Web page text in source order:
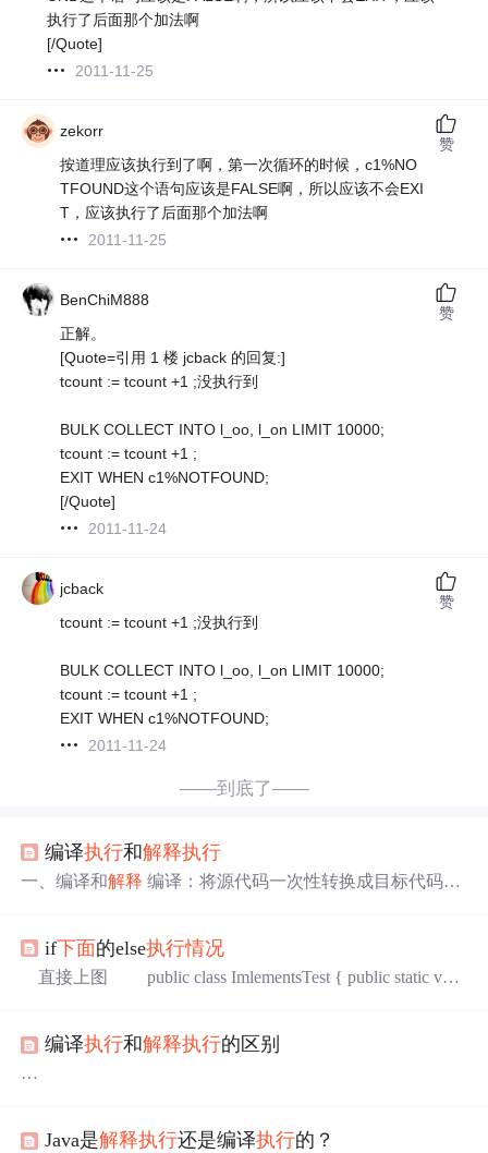
执行了后面那个加法啊
[/Quote]
2011-11-25
zekorr
按道理应该执行到了啊，第一次循环的时候，c1%NO
TFOUND这个语句应该是FALSE啊，所以应该不会EXI
T，应该执行了后面那个加法啊
2011-11-25
赞
BenChiM888
正解。
[Quote=引用 1 楼 jcback 的回复:]
tcount := tcount +1 ;没执行到
BULK COLLECT INTO l_oo, l_on LIMIT 10000;
tcount := tcount +1 ;
EXIT WHEN c1%NOTFOUND;
[/Quote]
2011-11-24
赞
jcback
tcount := tcount +1 ;没执行到
BULK COLLECT INTO l_oo, l_on LIMIT 10000;
tcount := tcount +1 ;
EXIT WHEN c1%NOTFOUND;
2011-11-24
赞
——到底了——
编译执行和解释执行
一、编译和解释 编译：将源代码一次性转换成目标代码的
的过程。 类似英语中的同声传译。
解释 器。 高级语言 高级语言按照计算机 执行方式的不同
执行。 静态语言：...
if下面的else执行情况
直接上图 public class ImlementsTest { public static void
ct boolean con.
编译执行和解释执行的区别
http://wenwen.soso.com/z/q212131117.htm?sp=146
Java是解释执行还是编译执行的？